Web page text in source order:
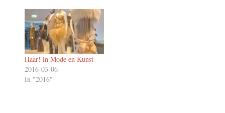
Haar! in Mode en Kunst
2016-03-06
In "2016"